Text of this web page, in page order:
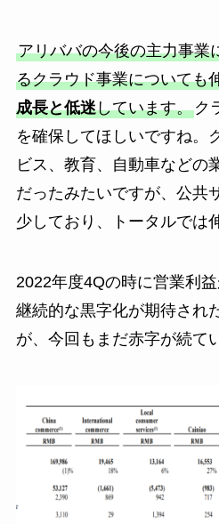
アリババの今後の主力事業
るクラウド事業についても
成長と低迷しています。ク
を確保してほしいですね。
ビス、教育、自動車などの
だったみたいですが、公共
少しており、トータルでは
2022年度4Qの時に営業利
継続的な黒字化が期待され
が、今回もまだ赤字が続て